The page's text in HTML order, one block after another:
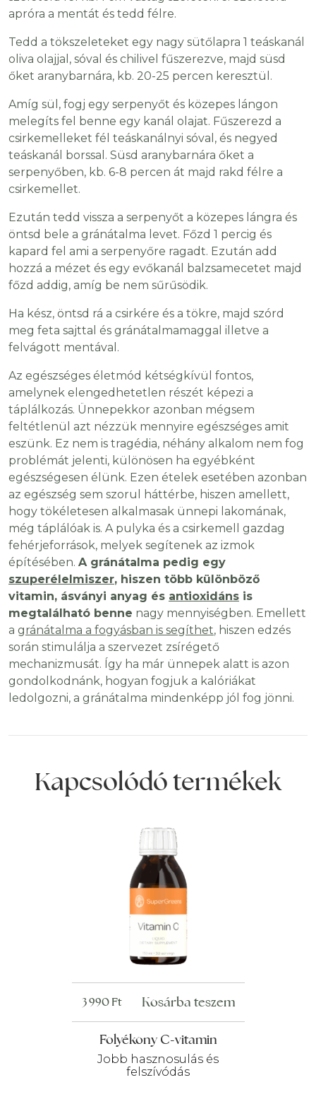
apróra a mentát és tedd félre.
Tedd a tökszeleteket egy nagy sütőlapra 1 teáskanál
oliva olajjal, sóval és chilivel fűszerezve, majd süsd
őket aranybarnára, kb. 20-25 percen keresztül.
Amíg sül, fogj egy serpenyőt és közepes lángon
melegíts fel benne egy kanál olajat. Fűszerezd a
csirkemelleket fél teáskanálnyi sóval, és negyed
teáskanál borssal. Süsd aranybarnára őket a
serpenyőben, kb. 6-8 percen át majd rakd félre a
csirkemellet.
Ezután tedd vissza a serpenyőt a közepes lángra és
öntsd bele a gránátalma levet. Főzd 1 percig és
kapard fel ami a serpenyőre ragadt. Ezután add
hozzá a mézet és egy evőkanál balzsamecetet majd
főzd addig, amíg be nem sűrűsödik.
Ha kész, öntsd rá a csirkére és a tökre, majd szórd
meg feta sajttal és gránátalmamaggal illetve a
felvágott mentával.
Az egészséges életmód kétségkívül fontos,
amelynek elengedhetetlen részét képezi a
táplálkozás. Ünnepekkor azonban mégsem
feltétlenül azt nézzük mennyire egészséges amit
eszünk. Ez nem is tragédia, néhány alkalom nem fog
problémát jelenti, különösen ha egyébként
egészségesen élünk. Ezen ételek esetében azonban
az egészség sem szorul háttérbe, hiszen amellett,
hogy tökéletesen alkalmasak ünnepi lakomának,
még táplálóak is. A pulyka és a csirkemell gazdag
fehérjeforrások, melyek segítenek az izmok
építésében. A gránátalma pedig egy
szuperélelmiszer, hiszen több különböző
vitamin, ásványi anyag és antioxidáns is
megtalálható benne nagy mennyiségben. Emellett
a gránátalma a fogyásban is segíthet, hiszen edzés
során stimulálja a szervezet zsírégető
mechanizmusát. Így ha már ünnepek alatt is azon
gondolkodnánk, hogyan fogjuk a kalóriákat
ledolgozni, a gránátalma mindenképp jól fog jönni.
Kapcsolódó termékek
Folyékony C-vitamin
Jobb hasznosulás és
felszívódás
3 990Ft Kosárba teszem